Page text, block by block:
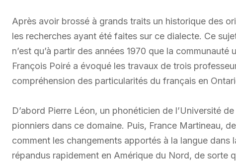
Après avoir brossé à grands traits un historique des
les recherches ayant été faites sur ce dialecte. Ce
n’est qu’à partir des années 1970 que la communauté
François Poiré a évoqué les travaux de trois
compréhension des particularités du français en
D’abord Pierre Léon, un phonéticien de l’Université
pionniers dans ce domaine. Puis, France Martineau,
comment les changements apportés à la langue
répandus rapidement en Amérique du Nord, de sorte